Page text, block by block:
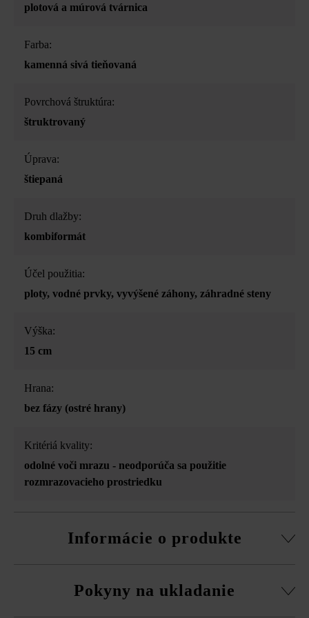
plotová a múrová tvárnica
Farba:
kamenná sivá tieňovaná
Povrchová štruktúra:
štruktrovaný
Úprava:
štiepaná
Druh dlažby:
kombiformát
Účel použitia:
ploty, vodné prvky, vyvýšené záhony, záhradné steny
Výška:
15 cm
Hrana:
bez fázy (ostré hrany)
Kritériá kvality:
odolné voči mrazu - neodporúča sa použitie
rozmrazovacieho prostriedku
Informácie o produkte
bočných plôchPokyny na ukladanie